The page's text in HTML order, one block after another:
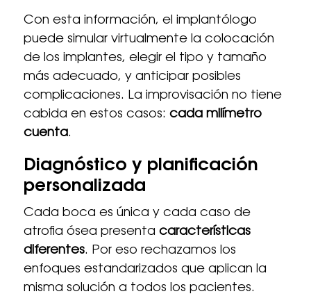
Con esta información, el implantólogo
puede simular virtualmente la colocación
de los implantes, elegir el tipo y tamaño
más adecuado, y anticipar posibles
complicaciones. La improvisación no tiene
cabida en estos casos: cada milímetro
cuenta.
Diagnóstico y planificación
personalizada
Cada boca es única y cada caso de
atrofia ósea presenta características
diferentes. Por eso rechazamos los
enfoques estandarizados que aplican la
misma solución a todos los pacientes.